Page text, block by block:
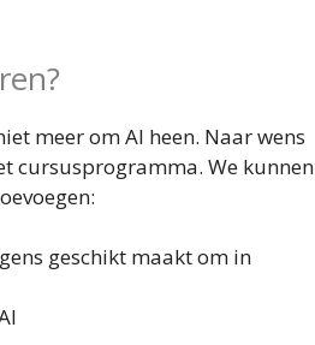
meer om AI heen. Naar wens
cursusprogramma. We kunnen
geschikt maakt om in